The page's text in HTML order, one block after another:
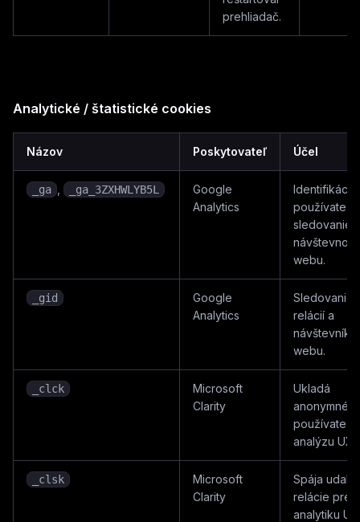
prehliadač.
Analytické / štatistické cookies
Názov Poskytovateľ Účel
_ga _ga_3ZXHWLYB5L
Google
Analytics
Identifikácia
používateľa
sledovanie
návštevnosti
webu.
_gid
Google
Analytics
Sledovanie
relácií a
webu.
_clck
Microsoft
Clarity
Ukladá
anonymné
používateľa
analýzu UX.
_clsk
Microsoft
Clarity
Spája
relácie pre
analytiku